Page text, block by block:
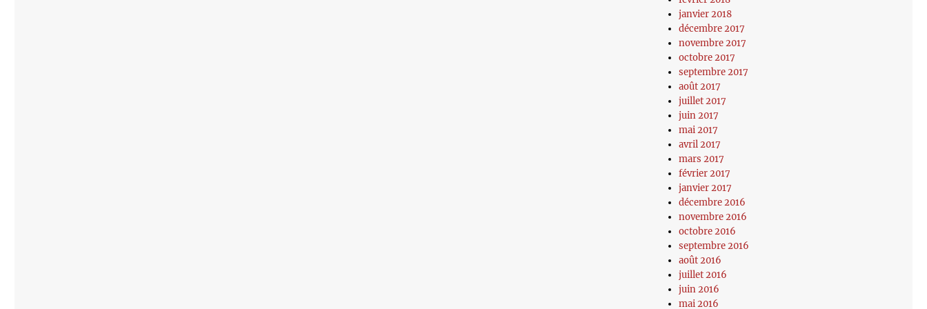
janvier 2018
décembre 2017
novembre 2017
octobre 2017
septembre 2017
août 2017
juillet 2017
juin 2017
mai 2017
avril 2017
mars 2017
février 2017
janvier 2017
décembre 2016
novembre 2016
octobre 2016
septembre 2016
août 2016
juillet 2016
juin 2016
mai 2016